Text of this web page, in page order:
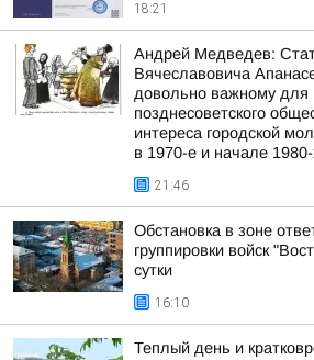
18:21
Андрей Медведев:
Вячеславовича
довольно важному для
позднесоветского
интереса городской
в 1970-е и начале
21:46
Обстановка в зоне
группировки войск
сутки
16:10
Теплый день и